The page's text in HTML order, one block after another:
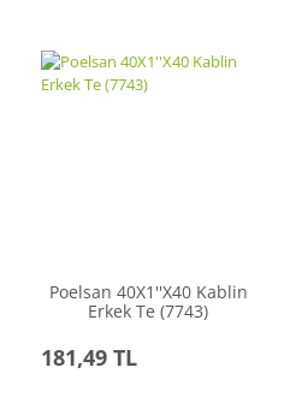
Poelsan 40X1''X40 Kablin
Erkek Te (7743)
181,49 TL